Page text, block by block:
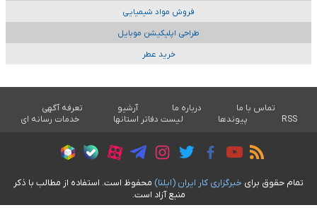
فروش مواد شیمیایی
طراحی اپلیکیشن موبایل
خرید عطر
تماس با ما درباره ما آرشیو
تعرفه آگهی
RSS
پیوندها لیست دفاتر استانها خدمات رسانه ای
تمام حقوق برای خبرگزاری کار ايران (ايلنا) محفوظ است. استفاده از مطالب با ذکر
منبع آزاد است.